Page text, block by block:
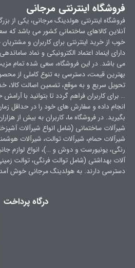
فروشگاه اینترنتی مرجانی
فروشگاه اینترنتی هولدینگ مرجانی، یکی از
آنلاین کالاهای ساختمانی کشور می باشد که
خوب از خرید اینترنتی برای کاربران و
دارای اینماد اعتماد الکترونیکی و نماد
می باشد. در این فروشگاه، سعی شده تمام
بهترین قیمت، دسترسی به تنوع کاملی از
تحویل سریع و به موقع، تضمین اصالت
… برای کاربران فراهم گردد تا بتوانید با
انجام داده و سفارش های خود را در حداقل
بگیرید. در فروشگاه ما، کاربران به بیش از
شیرآلات ساختمانی (شامل انواع شیرآلات
شیرآلات حمام، شیرآلات توالت، شیرآلات
رنگی، یونیورست و دوش و …)، انواع لوازم
آلات بهداشتی (شامل توالت فرنگی، توالت
دسترسی دارند. به هولدینگ مرجانی خوش
درگاه پرداخت